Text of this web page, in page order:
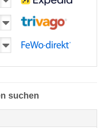
suchen